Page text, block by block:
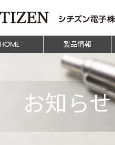
HOME
製品情報
お知らせ